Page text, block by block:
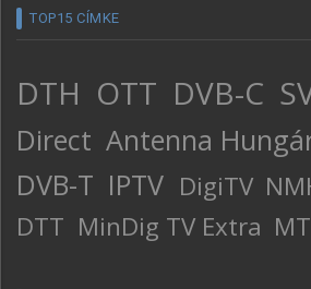
TOP15 CÍMKE
DTH OTT DVB-C
Direct Antenna
DVB-T IPTV DigiTV
DTT MinDig TV Extra